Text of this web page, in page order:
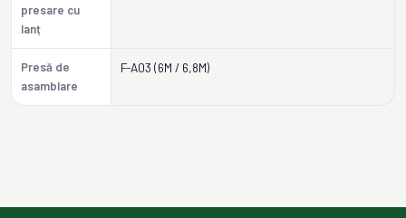
presare cu
lanț
Presă de
asamblare
F-A03 (6M / 6,8M)